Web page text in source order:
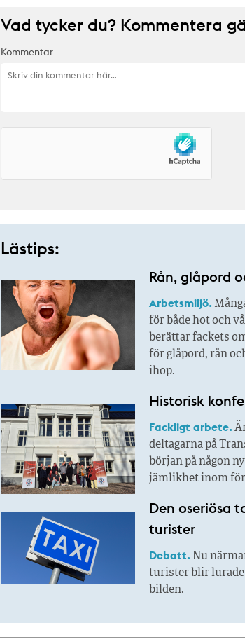
Vad tycker du? Kommentera
Kommentar
Lästips:
Rån, glåpord
Arbetsmiljö.
för både hot och
berättar fackets
för glåpord, rån
ihop.
Historisk
Fackligt arbete.
deltagarna på
början på någon
jämlikhet inom
Den oseriösa
turister
Debatt.Nu
turister blir lurade
bilden.